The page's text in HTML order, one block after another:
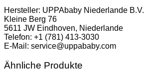
Hersteller: UPPAbaby Niederlande B.V.
Kleine Berg 76
5611 JW Eindhoven, Niederlande
Telefon: +1 (781) 413-3030
E-Mail: service@uppababy.com
Ähnliche Produkte